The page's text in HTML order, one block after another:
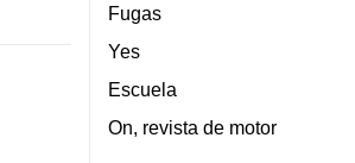
Fugas
Yes
Escuela
On, revista de motor